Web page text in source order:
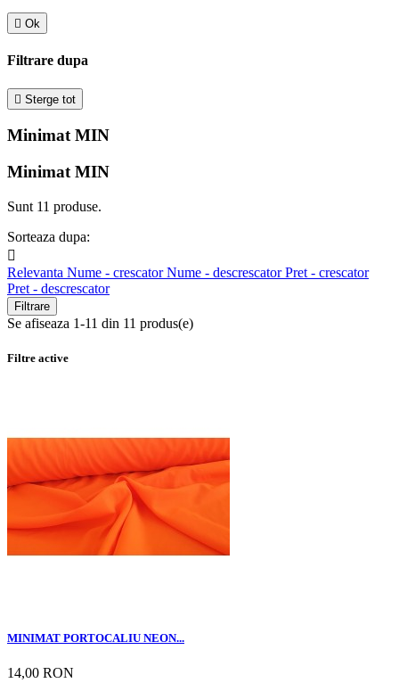
 Ok
Filtrare dupa
 Sterge tot
Minimat MIN
Minimat MIN
Sunt 11 produse.
Sorteaza dupa:

Relevanta Nume - crescatorNume - descrescatorPret - crescator
Pret - descrescator
Filtrare
Se afiseaza 1-11 din 11 produs(e)
Filtre active
MINIMAT PORTOCALIU NEON...
14,00 RON